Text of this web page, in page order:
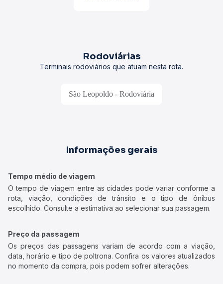
Rodoviárias
Terminais rodoviários que atuam nesta rota.
São Leopoldo - Rodoviária
Informações gerais
Tempo médio de viagem
O tempo de viagem entre as cidades pode variar conforme a
rota, viação, condições de trânsito e o tipo de ônibus
escolhido. Consulte a estimativa ao selecionar sua passagem.
Preço da passagem
Os preços das passagens variam de acordo com a viação,
data, horário e tipo de poltrona. Confira os valores atualizados
no momento da compra, pois podem sofrer alterações.